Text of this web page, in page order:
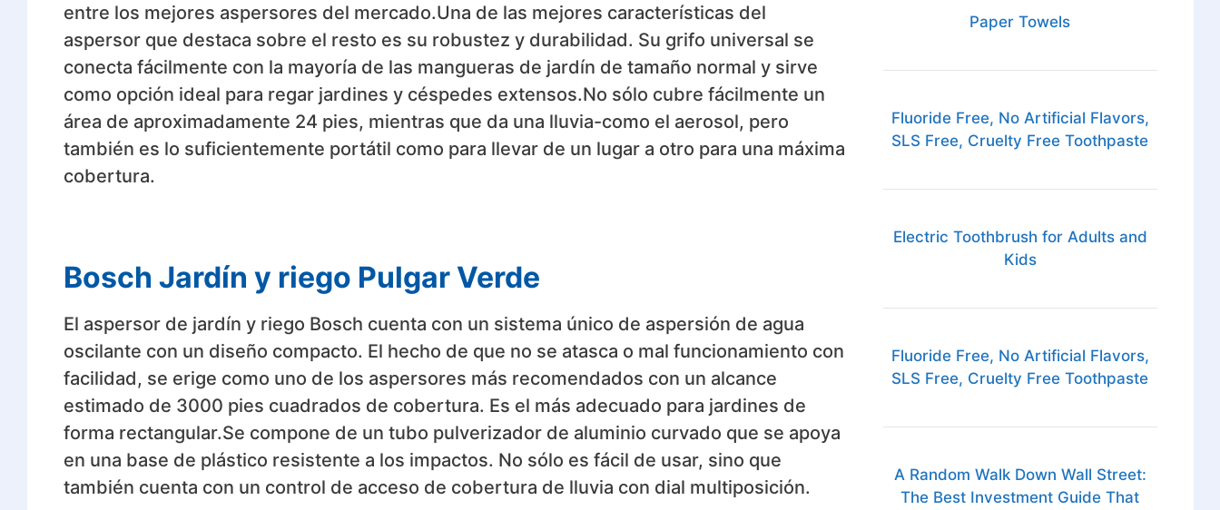
entre los mejores aspersores del mercado.Una de las mejores características del
aspersor que destaca sobre el resto es su robustez y durabilidad. Su grifo universal se
conecta fácilmente con la mayoría de las mangueras de jardín de tamaño normal y sirve
como opción ideal para regar jardines y céspedes extensos.No sólo cubre fácilmente un
área de aproximadamente 24 pies, mientras que da una lluvia-como el aerosol, pero
también es lo suficientemente portátil como para llevar de un lugar a otro para una máxima
cobertura.
Bosch Jardín y riego Pulgar Verde
El aspersor de jardín y riego Bosch cuenta con un sistema único de aspersión de agua
oscilante con un diseño compacto. El hecho de que no se atasca o mal funcionamiento con
facilidad, se erige como uno de los aspersores más recomendados con un alcance
estimado de 3000 pies cuadrados de cobertura. Es el más adecuado para jardines de
forma rectangular.Se compone de un tubo pulverizador de aluminio curvado que se apoya
en una base de plástico resistente a los impactos. No sólo es fácil de usar, sino que
también cuenta con un control de acceso de cobertura de lluvia con dial multiposición.
Paper Towels
Fluoride Free, No Artificial Flavors,
SLS Free, Cruelty Free Toothpaste
Electric Toothbrush for Adults and
Kids
Fluoride Free, No Artificial Flavors,
SLS Free, Cruelty Free Toothpaste
A Random Walk Down Wall Street:
The Best Investment Guide That